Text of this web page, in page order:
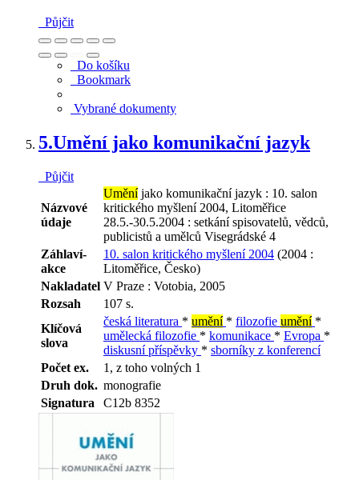
Půjčit
Do košíku
Bookmark
Vybrané dokumenty
5.Umění jako komunikační jazyk
Půjčit
Názvové
údaje
Uměníjako komunikační jazyk : 10. salon
kritického myšlení 2004, Litoměřice
28.5.-30.5.2004 : setkání spisovatelů, vědců,
publicistů a umělců Visegrádské 4
Záhlaví-
akce
10. salon kritického myšlení 2004 (2004 :
Litoměřice, Česko)
Nakladatel V Praze : Votobia, 2005
Rozsah
107 s.
Klíčová
slova
česká literatura * umění * filozofie umění *
umělecká filozofie * komunikace * Evropa *
diskusní příspěvky * sborníky z konferencí
Počet ex.
1, z toho volných 1
Druh dok. monografie
Signatura
C12b 8352